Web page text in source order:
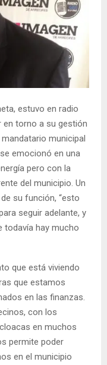
estuvo en radio
en torno a su gestión
municipal
emocionó en una
pero con la
del municipio. Un
su función, “esto
seguir adelante, y
todavía hay mucho
que está viviendo
que estamos
en las finanzas.
con los
en muchos
permite poder
en el municipio